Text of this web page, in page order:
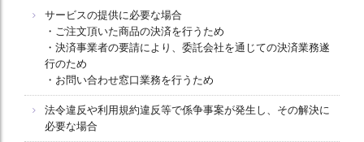
サービスの提供に必要な場合
・ご注文頂いた商品の決済を行うため
・決済事業者の要請により、委託会社を通じての決済業務遂
行のため
・お問い合わせ窓口業務を行うため
法令違反や利用規約違反等で係争事案が発生し、その解決に
必要な場合